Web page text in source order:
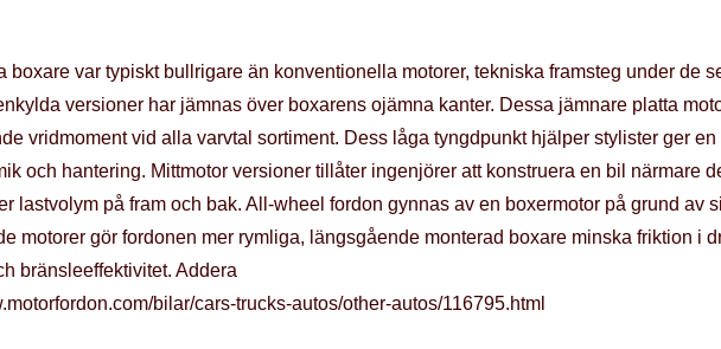
boxare var typiskt bullrigare än konventionella motorer, tekniska framsteg under de
versioner har jämnas över boxarens ojämna kanter. Dessa jämnare platta
vridmoment vid alla varvtal sortiment. Dess låga tyngdpunkt hjälper stylister ger en
och hantering. Mittmotor versioner tillåter ingenjörer att konstruera en bil närmare
lastvolym på fram och bak. All-wheel fordon gynnas av en boxermotor på grund av
motorer gör fordonen mer rymliga, längsgående monterad boxare minska friktion i
bränsleeffektivitet. Addera
bilar/cars-trucks-autos/other-autos/116795.html